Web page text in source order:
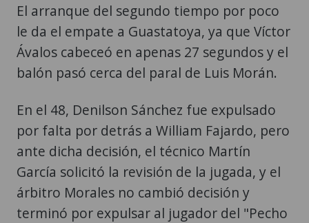
El arranque del segundo tiempo por poco
le da el empate a Guastatoya, ya que Víctor
Ávalos cabeceó en apenas 27 segundos y el
balón pasó cerca del paral de Luis Morán.
En el 48, Denilson Sánchez fue expulsado
por falta por detrás a William Fajardo, pero
ante dicha decisión, el técnico Martín
García solicitó la revisión de la jugada, y el
árbitro Morales no cambió decisión y
terminó por expulsar al jugador del "Pecho